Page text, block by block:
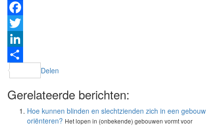
Facebook
Twitter
LinkedIn
Delen
Gerelateerde berichten:
Hoe kunnen blinden en slechtzienden zich in een gebouw
oriënteren? Het lopen in (onbekende) gebouwen vormt voor